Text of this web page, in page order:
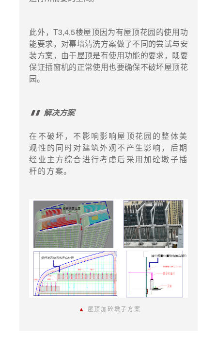
此外，T3,4,5楼屋顶因为有屋顶花园的使用功
能要求，对幕墙清洗方案做了不同的尝试与安
装方案，由于屋顶是有使用功能的要求，既要
保证插窗机的正常使用也要确保不破坏屋顶花
园。
解决方案
在不破坏，不影响影响屋顶花园的整体美
观性的同时对建筑外观不产生影响，后期
经业主方综合进行考虑后采用加砼墩子插
杆的方案。
▲ 屋顶加砼墩子方案